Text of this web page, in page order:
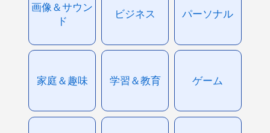
画像＆サウン
ド
ビジネス パーソナル
家庭＆趣味 学習＆教育 ゲーム